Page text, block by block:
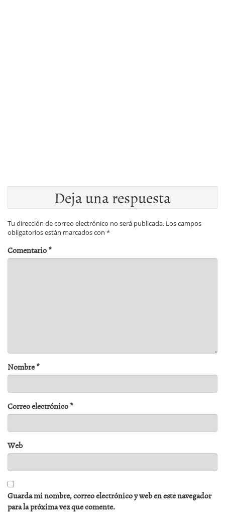
Deja una respuesta
Tu dirección de correo electrónico no será publicada. Los campos
obligatorios están marcados con *
Comentario*
Nombre*
Correo electrónico*
Web
Guarda mi nombre, correo electrónico y web en este navegador
para la próxima vez que comente.